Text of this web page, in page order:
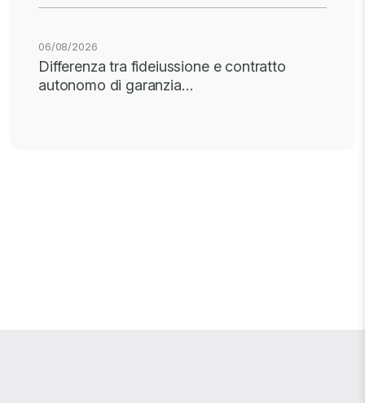
06/08/2026
Differenza tra fideiussione e contratto
autonomo di garanzia…